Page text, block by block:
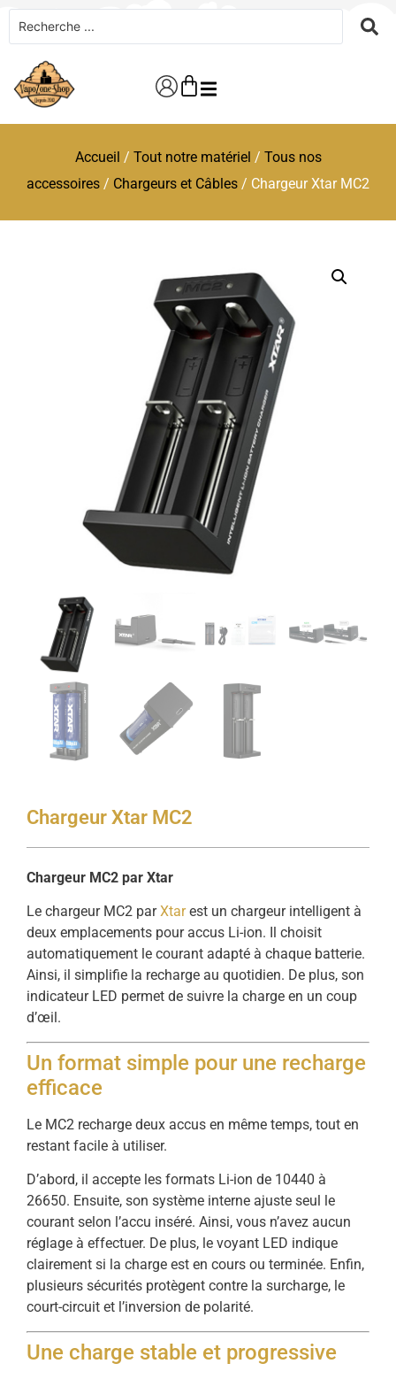
Accueil / Tout notre matériel / Tous nos
accessoires / Chargeurs et Câbles / Chargeur Xtar MC2
Chargeur Xtar MC2
Chargeur MC2 par Xtar
Le chargeur MC2 parXtarest un chargeur intelligent à
deux emplacements pour accus Li-ion. Il choisit
automatiquement le courant adapté à chaque batterie.
Ainsi, il simplifie la recharge au quotidien. De plus, son
indicateur LED permet de suivre la charge en un coup
d’œil.
Un format simple pour une recharge
efficace
Le MC2 recharge deux accus en même temps, tout en
restant facile à utiliser.
D’abord, il accepte les formats Li-ion de 10440 à
26650. Ensuite, son système interne ajuste seul le
courant selon l’accu inséré. Ainsi, vous n’avez aucun
réglage à effectuer. De plus, le voyant LED indique
clairement si la charge est en cours ou terminée. Enfin,
plusieurs sécurités protègent contre la surcharge, le
court-circuit et l’inversion de polarité.
Une charge stable et progressive